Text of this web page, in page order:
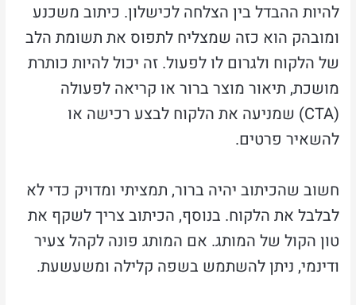
להיות ההבדל בין הצלחה לכישלון. כיתוב משכנע
ומובהק הוא כזה שמצליח לתפוס את תשומת הלב
של הלקוח ולגרום לו לפעול. זה יכול להיות כותרת
מושכת, תיאור מוצר ברור או קריאה לפעולה
(CTA) שמניעה את הלקוח לבצע רכישה או
להשאיר פרטים.
חשוב שהכיתוב יהיה ברור, תמציתי ומדויק כדי לא
לבלבל את הלקוח. בנוסף, הכיתוב צריך לשקף את
טון הקול של המותג. אם המותג פונה לקהל צעיר
ודינמי, ניתן להשתמש בשפה קלילה ומשעשעת.